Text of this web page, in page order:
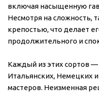
включая насыщенную
Несмотря на сложность,
крепостью, что делает
продолжительного и
Каждый из этих сортов —
Итальянских, Немецких
мастеров. Неизменная